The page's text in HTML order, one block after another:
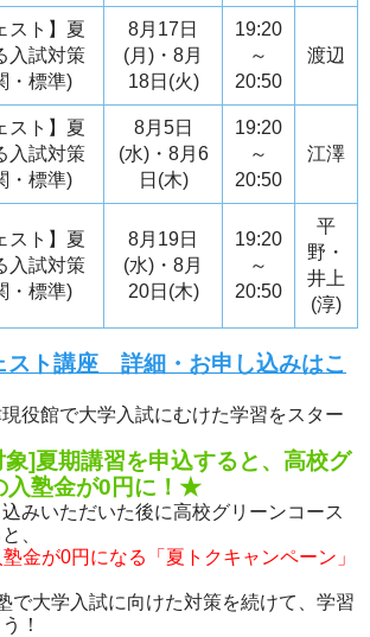
スト】夏
入試対策
・標準)
8月17日
(月)・8月
18日(火)
19:20
～
20:50
渡辺
スト】夏
入試対策
・標準)
8月5日
(水)・8月6
日(木)
19:20
～
20:50
江澤
スト】夏
入試対策
・標準)
8月19日
(水)・8月
20日(木)
19:20
～
20:50
平
野・
井上
(淳)
スト講座 詳細・お申し込みはこ
役館で大学入試にむけた学習をスター
]夏期講習を申込すると、高校グ
入塾金が0円に！★
みいただいた後に高校グリーンコース
、
金が0円になる「夏トクキャンペーン」
で大学入試に向けた対策を続けて、学習
！